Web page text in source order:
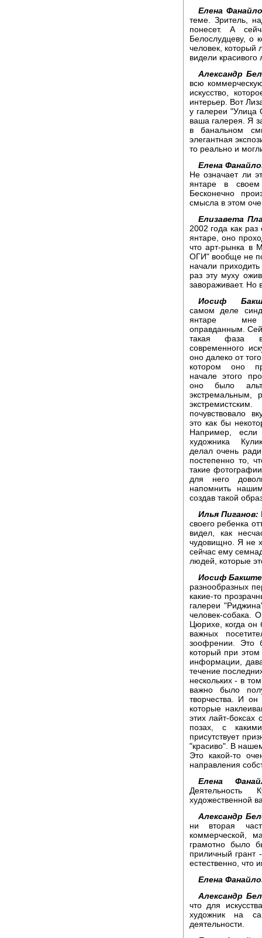
Елена
теме. Зритель,
понесет. А
Белослудцеву, о
человек, который
видели красивого
Александр
всю
искусство,
интерьер. Вот
у галереи "Улица
ваша галерея. Я
в банальном
элегантная
то реально и
Елена
Не означает ли
янтаре в своем
Бесконечно
смысла в этом
Елизавета
2002 года как
янтаре, оно
что арт-рынка в
ОГИ" вообще не
начали
раз эту муху
завораживает. Но
Иосиф
самом деле
янтаре мне
оправданным.
такая фаза в
современного
оно далеко от
котором оно
начале этого
оно было
экстремальным,
почувствовало
это как бы
Например, если
художника
делал очень
постепенно то,
такие
для него
напомнить
создав такой
Илья Пиганов:
своего ребенка
видел, как
чудовищно. Я не
сейчас ему
людей, которые
Иосиф
разнообразных
какие-то
галереи
человек-собака.
Цюрихе, когда он
важных
зоофрении. Это
который при
информации,
течение
нескольких - в
важно было
творчества. И
которые
этих лайт-
позах, с
присутствует
"красиво". В
Это какой-то
направления
Елена
Деятельность
художественной
Александр
ни вторая
коммерческой,
грамотно было
приличный грант
естественно, что
Елена
Александр
что для
художник на
деятельности.